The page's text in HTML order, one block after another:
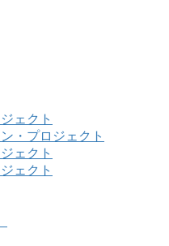
ェクト
・プロジェクト
ェクト
ェクト